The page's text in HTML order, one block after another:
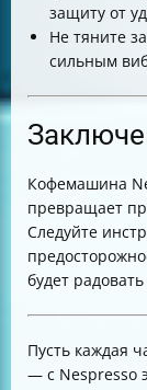
защиту от
Не тяните
сильным
Кофемашина
превращает
Следуйте
будет
Пусть каждая
— с Nespresso